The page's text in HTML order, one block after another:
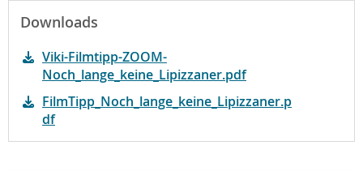
Downloads
Viki-Filmtipp-ZOOM-
Noch_lange_keine_Lipizzaner.pdf
FilmTipp_Noch_lange_keine_Lipizzaner.p
df